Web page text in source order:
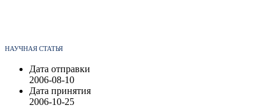
НАУЧНАЯ СТАТЬЯ
Дата отправки
2006-08-10
Дата принятия
2006-10-25